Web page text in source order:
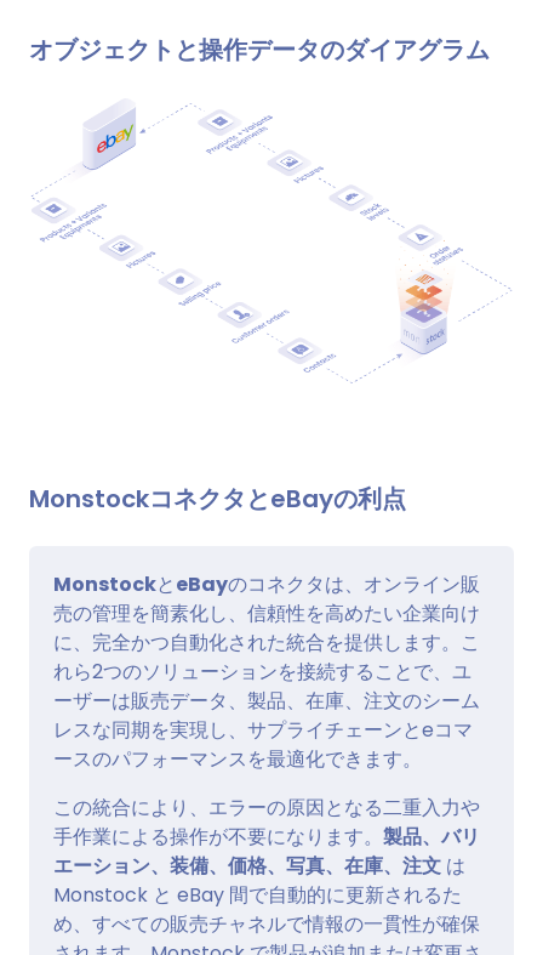
オブジェクトと操作データのダイアグラム
MonstockコネクタとeBayの利点
MonstockとeBayのコネクタは、オンライン販
売の管理を簡素化し、信頼性を高めたい企業向け
に、完全かつ自動化された統合を提供します。こ
れら2つのソリューションを接続することで、ユ
ーザーは販売データ、製品、在庫、注文のシーム
レスな同期を実現し、サプライチェーンとeコマ
ースのパフォーマンスを最適化できます。
この統合により、エラーの原因となる二重入力や
手作業による操作が不要になります。 製品、バリ
エーション、装備、価格、写真、在庫、注文 は
Monstock と eBay 間で自動的に更新されるた
め、すべての販売チャネルで情報の一貫性が確保